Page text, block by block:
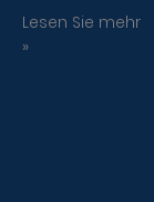
Lesen Sie mehr
»